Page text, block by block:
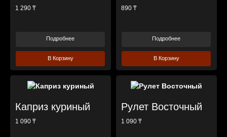
1 290 ₸
Подробнее
В Корзину
890 ₸
Подробнее
В Корзину
Каприз куриный
1 090 ₸
Рулет Восточный
1 090 ₸